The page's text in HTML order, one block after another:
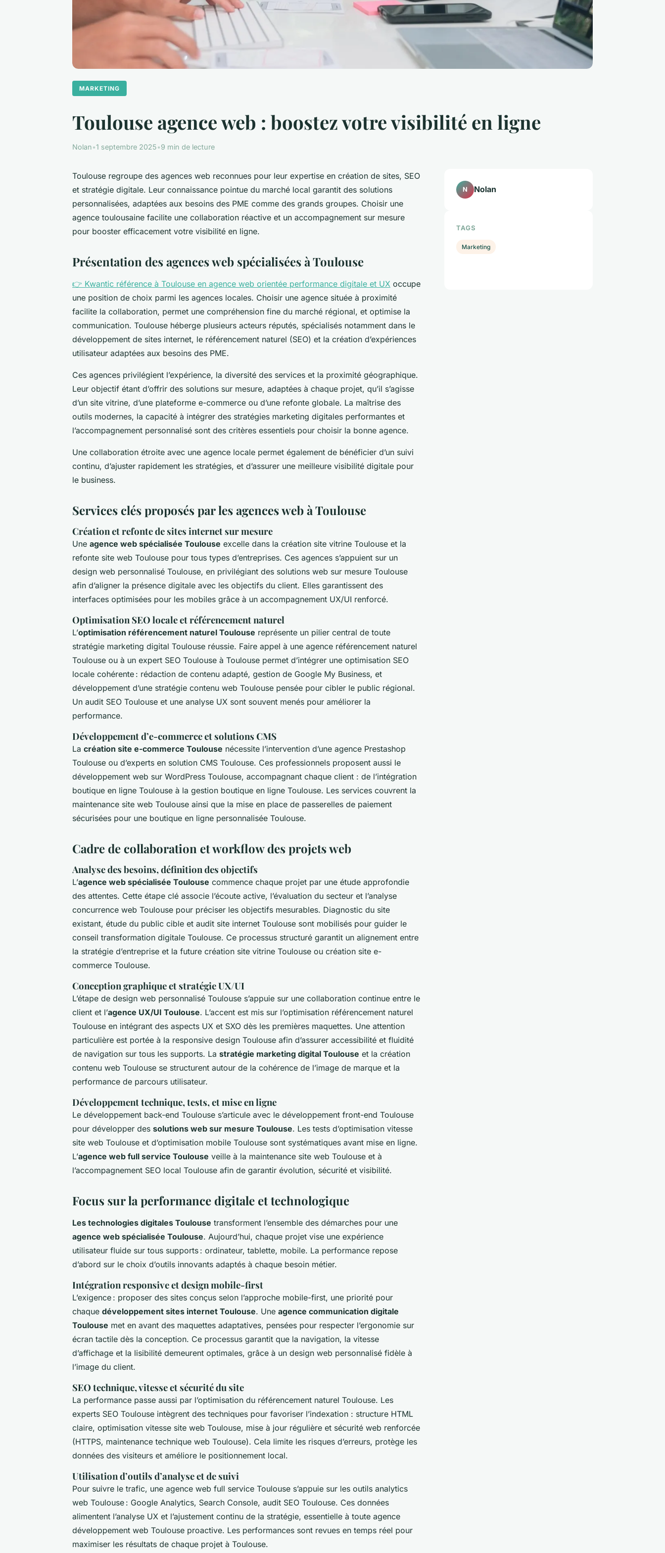
MARKETING
Toulouse agence web : boostez votre visibilité en ligne
Nolan•1 septembre 2025•9 min de lecture
Toulouse regroupe des agences web reconnues pour leur expertise en création de sites, SEO
et stratégie digitale. Leur connaissance pointue du marché local garantit des solutions
personnalisées, adaptées aux besoins des PME comme des grands groupes. Choisir une
agence toulousaine facilite une collaboration réactive et un accompagnement sur mesure
pour booster efficacement votre visibilité en ligne.
Présentation des agences web spécialisées à Toulouse
👉 Kwantic référence à Toulouse en agence web orientée performance digitale et UX occupe
une position de choix parmi les agences locales. Choisir une agence située à proximité
facilite la collaboration, permet une compréhension fine du marché régional, et optimise la
communication. Toulouse héberge plusieurs acteurs réputés, spécialisés notamment dans le
développement de sites internet, le référencement naturel (SEO) et la création d’expériences
utilisateur adaptées aux besoins des PME.
Ces agences privilégient l’expérience, la diversité des services et la proximité géographique.
Leur objectif étant d’offrir des solutions sur mesure, adaptées à chaque projet, qu’il s’agisse
d’un site vitrine, d’une plateforme e-commerce ou d’une refonte globale. La maîtrise des
outils modernes, la capacité à intégrer des stratégies marketing digitales performantes et
l’accompagnement personnalisé sont des critères essentiels pour choisir la bonne agence.
Une collaboration étroite avec une agence locale permet également de bénéficier d’un suivi
continu, d’ajuster rapidement les stratégies, et d’assurer une meilleure visibilité digitale pour
le business.
Services clés proposés par les agences web à Toulouse
Création et refonte de sites internet sur mesure
Une agence web spécialisée Toulouse excelle dans la création site vitrine Toulouse et la
refonte site web Toulouse pour tous types d’entreprises. Ces agences s’appuient sur un
design web personnalisé Toulouse, en privilégiant des solutions web sur mesure Toulouse
afin d’aligner la présence digitale avec les objectifs du client. Elles garantissent des
interfaces optimisées pour les mobiles grâce à un accompagnement UX/UI renforcé.
Optimisation SEO locale et référencement naturel
L’optimisation référencement naturel Toulouse représente un pilier central de toute
stratégie marketing digital Toulouse réussie. Faire appel à une agence référencement naturel
Toulouse ou à un expert SEO Toulouse à Toulouse permet d’intégrer une optimisation SEO
locale cohérente : rédaction de contenu adapté, gestion de Google My Business, et
développement d’une stratégie contenu web Toulouse pensée pour cibler le public régional.
Un audit SEO Toulouse et une analyse UX sont souvent menés pour améliorer la
performance.
Développement d’e-commerce et solutions CMS
La création site e-commerce Toulouse nécessite l’intervention d’une agence Prestashop
Toulouse ou d’experts en solution CMS Toulouse. Ces professionnels proposent aussi le
développement web sur WordPress Toulouse, accompagnant chaque client : de l’intégration
boutique en ligne Toulouse à la gestion boutique en ligne Toulouse. Les services couvrent la
maintenance site web Toulouse ainsi que la mise en place de passerelles de paiement
sécurisées pour une boutique en ligne personnalisée Toulouse.
Cadre de collaboration et workflow des projets web
Analyse des besoins, définition des objectifs
L’agence web spécialisée Toulouse commence chaque projet par une étude approfondie
des attentes. Cette étape clé associe l’écoute active, l’évaluation du secteur et l’analyse
concurrence web Toulouse pour préciser les objectifs mesurables. Diagnostic du site
existant, étude du public cible et audit site internet Toulouse sont mobilisés pour guider le
conseil transformation digitale Toulouse. Ce processus structuré garantit un alignement entre
la stratégie d’entreprise et la future création site vitrine Toulouse ou création site e-
commerce Toulouse.
Conception graphique et stratégie UX/UI
L’étape de design web personnalisé Toulouse s’appuie sur une collaboration continue entre le
client et l’agence UX/UI Toulouse. L’accent est mis sur l’optimisation référencement naturel
Toulouse en intégrant des aspects UX et SXO dès les premières maquettes. Une attention
particulière est portée à la responsive design Toulouse afin d’assurer accessibilité et fluidité
de navigation sur tous les supports. La stratégie marketing digital Toulouse et la création
contenu web Toulouse se structurent autour de la cohérence de l’image de marque et la
performance de parcours utilisateur.
Développement technique, tests, et mise en ligne
Le développement back-end Toulouse s’articule avec le développement front-end Toulouse
pour développer des solutions web sur mesure Toulouse. Les tests d’optimisation vitesse
site web Toulouse et d’optimisation mobile Toulouse sont systématiques avant mise en ligne.
L’agence web full service Toulouse veille à la maintenance site web Toulouse et à
l’accompagnement SEO local Toulouse afin de garantir évolution, sécurité et visibilité.
Focus sur la performance digitale et technologique
Les technologies digitales Toulouse transforment l’ensemble des démarches pour une
agence web spécialisée Toulouse. Aujourd’hui, chaque projet vise une expérience
utilisateur fluide sur tous supports : ordinateur, tablette, mobile. La performance repose
d’abord sur le choix d’outils innovants adaptés à chaque besoin métier.
Intégration responsive et design mobile-first
L’exigence : proposer des sites conçus selon l’approche mobile-first, une priorité pour
chaque développement sites internet Toulouse. Une agence communication digitale
Toulouse met en avant des maquettes adaptatives, pensées pour respecter l’ergonomie sur
écran tactile dès la conception. Ce processus garantit que la navigation, la vitesse
d’affichage et la lisibilité demeurent optimales, grâce à un design web personnalisé fidèle à
l’image du client.
SEO technique, vitesse et sécurité du site
La performance passe aussi par l’optimisation du référencement naturel Toulouse. Les
experts SEO Toulouse intègrent des techniques pour favoriser l’indexation : structure HTML
claire, optimisation vitesse site web Toulouse, mise à jour régulière et sécurité web renforcée
(HTTPS, maintenance technique web Toulouse). Cela limite les risques d’erreurs, protège les
données des visiteurs et améliore le positionnement local.
Utilisation d’outils d’analyse et de suivi
Pour suivre le trafic, une agence web full service Toulouse s’appuie sur les outils analytics
web Toulouse : Google Analytics, Search Console, audit SEO Toulouse. Ces données
alimentent l’analyse UX et l’ajustement continu de la stratégie, essentielle à toute agence
développement web Toulouse proactive. Les performances sont revues en temps réel pour
maximiser les résultats de chaque projet à Toulouse.
N Nolan
TAGS
Marketing